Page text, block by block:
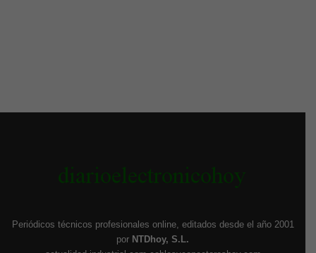
Periódicos técnicos profesionales online, editados desde el año 2001
por NTDhoy, S.L.